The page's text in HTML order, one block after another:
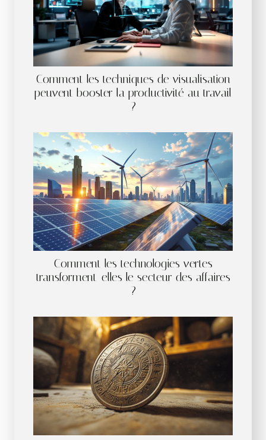
Comment les techniques de visualisation
peuvent booster la productivité au travail
?
Comment les technologies vertes
transforment-elles le secteur des affaires
?